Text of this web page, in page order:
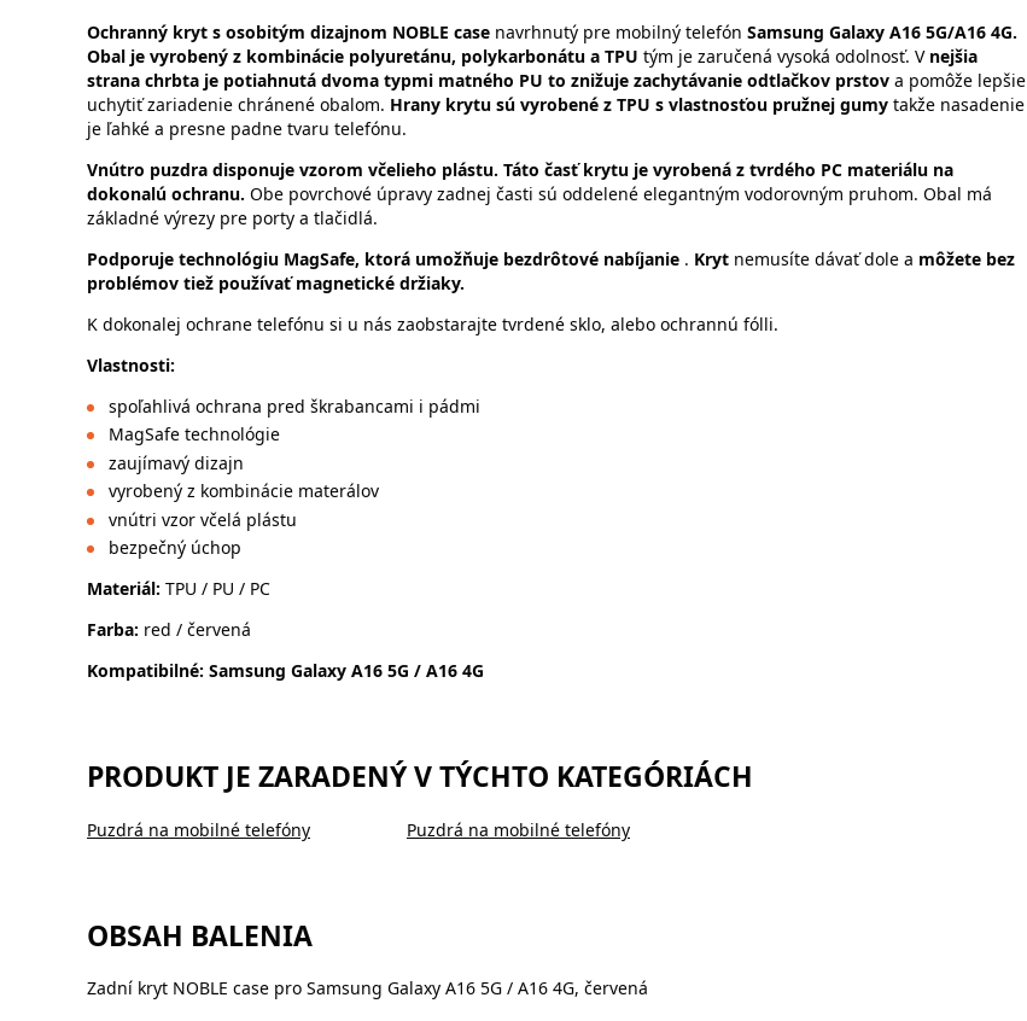
Ochranný kryt s osobitým dizajnom NOBLE case navrhnutý pre mobilný telefón Samsung Galaxy A16 5G/A16 4G.
Obal je vyrobený z kombinácie polyuretánu, polykarbonátu a TPU tým je zaručená vysoká odolnosť. V nejšia
strana chrbta je potiahnutá dvoma typmi matného PU to znižuje zachytávanie odtlačkov prstov a pomôže lepšie
uchytiť zariadenie chránené obalom. Hrany krytu sú vyrobené z TPU s vlastnosťou pružnej gumy takže nasadenie
je ľahké a presne padne tvaru telefónu.
Vnútro puzdra disponuje vzorom včelieho plástu. Táto časť krytu je vyrobená z tvrdého PC materiálu na
dokonalú ochranu. Obe povrchové úpravy zadnej časti sú oddelené elegantným vodorovným pruhom. Obal má
základné výrezy pre porty a tlačidlá.
Podporuje technológiu MagSafe, ktorá umožňuje bezdrôtové nabíjanie . Kryt nemusíte dávať dole a môžete bez
problémov tiež používať magnetické držiaky.
K dokonalej ochrane telefónu si u nás zaobstarajte tvrdené sklo, alebo ochrannú fólli.
Vlastnosti:
spoľahlivá ochrana pred škrabancami i pádmi
MagSafe technológie
zaujímavý dizajn
vyrobený z kombinácie materálov
vnútri vzor včelá plástu
bezpečný úchop
Materiál: TPU / PU / PC
Farba: red / červená
Kompatibilné: Samsung Galaxy A16 5G / A16 4G
PRODUKT JE ZARADENÝ V TÝCHTO KATEGÓRIÁCH
Puzdrá na mobilné telefóny Puzdrá na mobilné telefóny
OBSAH BALENIA
Zadní kryt NOBLE case pro Samsung Galaxy A16 5G / A16 4G, červená